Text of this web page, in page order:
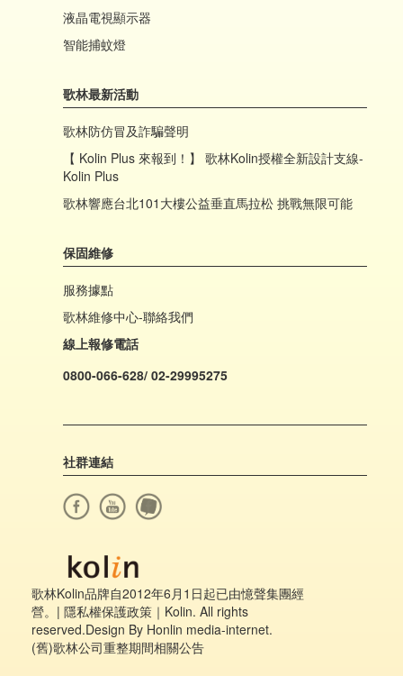
液晶電視顯示器
智能捕蚊燈
歌林最新活動
歌林防仿冒及詐騙聲明
【 Kolin Plus 來報到！】 歌林Kolin授權全新設計支線-
Kolin Plus
歌林響應台北101大樓公益垂直馬拉松 挑戰無限可能
保固維修
服務據點
歌林維修中心-聯絡我們
線上報修電話
0800-066-628/ 02-29995275
社群連結
歌林Kolin品牌自2012年6月1日起已由憶聲集團經
營。| 隱私權保護政策 ｜Kolin. All rights
reserved.Design By Honlin media-internet.
(舊)歌林公司重整期間相關公告